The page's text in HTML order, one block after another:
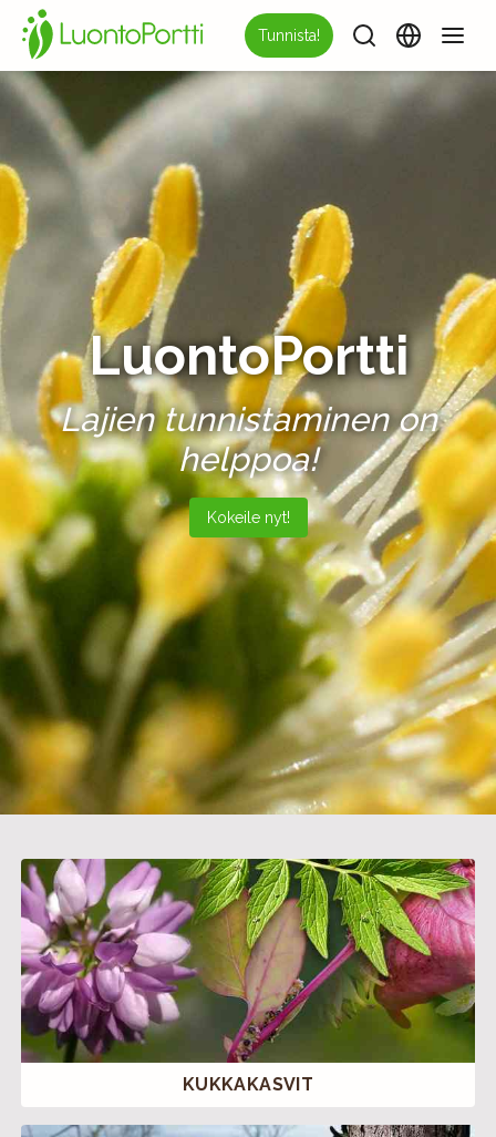
Tunnista!
LuontoPortti
Lajien tunnistaminen on
helppoa!
Kokeile nyt!
KUKKAKASVIT